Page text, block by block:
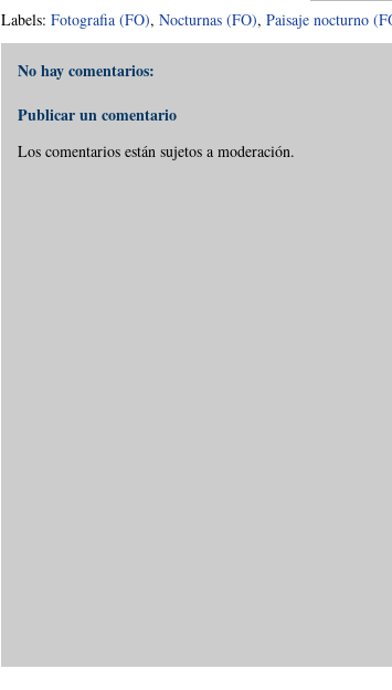
Labels: Fotografia (FO), Nocturnas (FO), Paisaje nocturno
No hay comentarios:
Publicar un comentario
Los comentarios están sujetos a moderación.